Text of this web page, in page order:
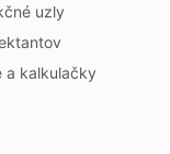
uzly
a kalkulačky